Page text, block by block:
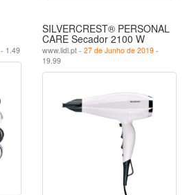
- 1.49
SILVERCREST® PERSONAL
CARE Secador 2100 W
www.lidl.pt - 27 de Junho de 2019 -
19.99